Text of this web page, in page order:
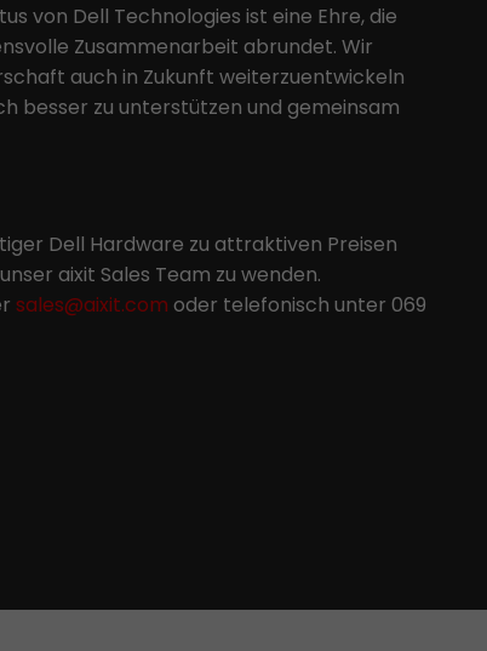
von Dell Technologies ist eine Ehre, die
Zusammenarbeit abrundet. Wir
auch in Zukunft weiterzuentwickeln
besser zu unterstützen und gemeinsam
Dell Hardware zu attraktiven Preisen
aixit Sales Team zu wenden.
sales@aixit.com oder telefonisch unter 069